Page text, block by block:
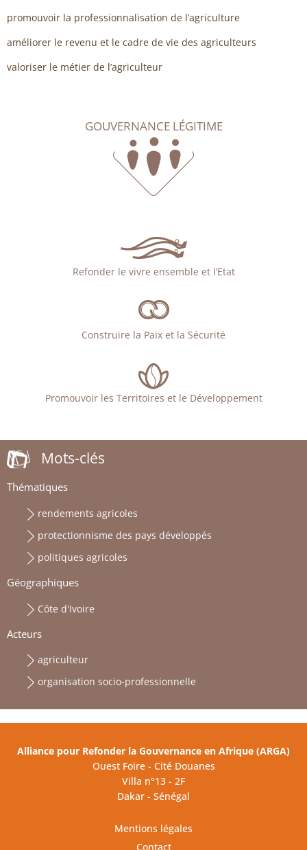
promouvoir la professionnalisation de l’agriculture
améliorer le revenu et le cadre de vie des agriculteurs
valoriser le métier de l’agriculteur
GOUVERNANCE LÉGITIME
Refonder le vivre ensemble et l’Etat
Construire la Paix et la Sécurité
Promouvoir les Territoires et le Développement
Mots-clés
Thématiques
rendements agricoles
protectionnisme des pays développés
politiques agricoles
Géographiques
Côte d'Ivoire
Acteurs
agriculteur
organisation socio-professionnelle
Alliance pour Refonder la Gouvernance en Afrique (ARGA)
Ouest Foire - Cité Douanes
Villa n°13 - 2F
Dakar - Sénégal
Mentions légales
Contact